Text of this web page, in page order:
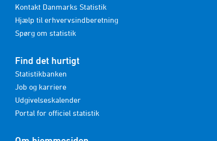
Kontakt Danmarks Statistik
Hjælp til erhvervsindberetning
Spørg om statistik
Find det hurtigt
Statistikbanken
Job og karriere
Udgivelseskalender
Portal for officiel statistik